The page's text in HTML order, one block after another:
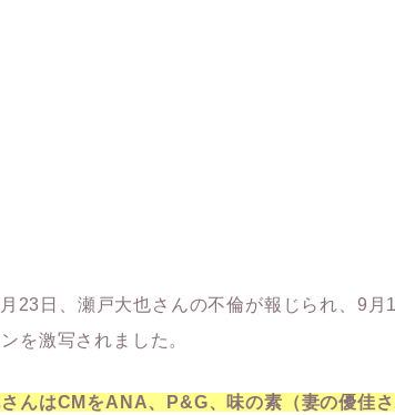
23日、瀬戸大也さんの不倫が報じられ、9月
を激写されました。
んはCMをANA、P&G、味の素（妻の優佳